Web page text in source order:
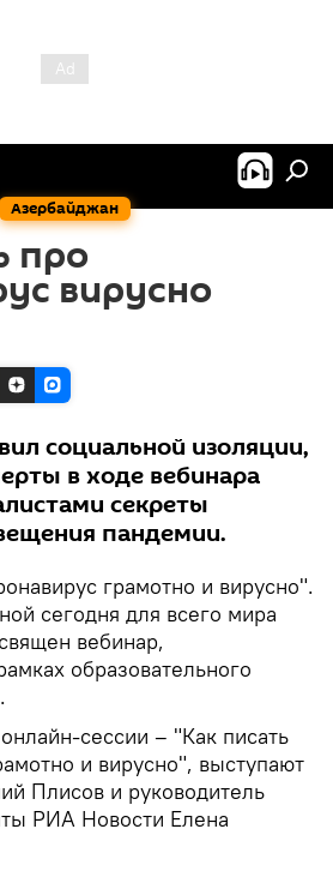
Азербайджан
про
вирусно
социальной изоляции,
в ходе вебинара
секреты
пандемии.
грамотно и вирусно".
сегодня для всего мира
вебинар,
образовательного
сессии – "Как писать
и вирусно", выступают
Плисов и руководитель
РИА Новости Елена